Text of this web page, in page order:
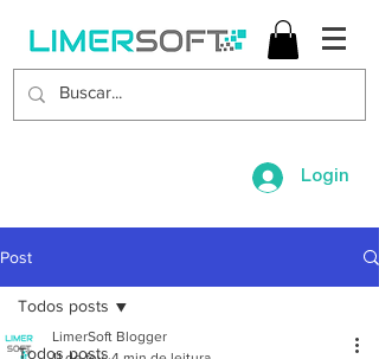
Login
Post
Todos posts
Todos posts
LimerSoft Blogger